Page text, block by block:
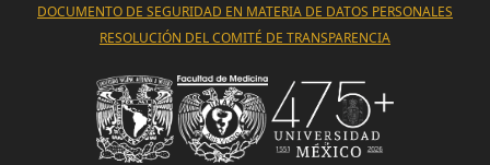
DOCUMENTO DE SEGURIDAD EN MATERIA DE DATOS PERSONALES
RESOLUCIÓN DEL COMITÉ DE TRANSPARENCIA